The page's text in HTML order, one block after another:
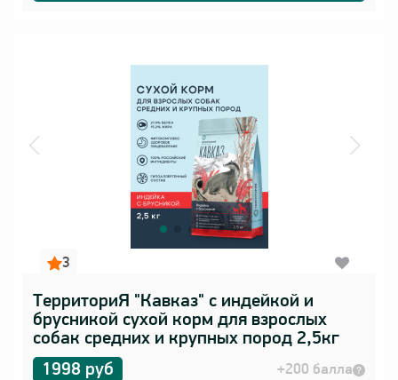
3
ТерриториЯ "Кавказ" с индейкой и
брусникой сухой корм для взрослых
собак средних и крупных пород 2,5кг
1998 руб
+200 балла